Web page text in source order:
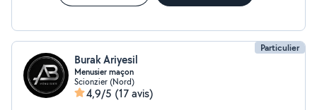
Particulier
Burak Ariyesil
Menusier maçon
Scionzier (Nord)
4,9/5 (17 avis)